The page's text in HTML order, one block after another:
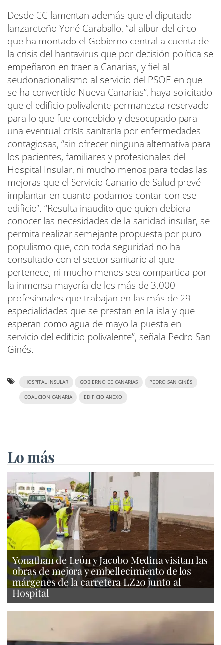
Desde CC lamentan además que el diputado
lanzaroteño Yoné Caraballo, “al albur del circo
que ha montado el Gobierno central a cuenta de
la crisis del hantavirus que por decisión política se
empeñaron en traer a Canarias, y fiel al
seudonacionalismo al servicio del PSOE en que
se ha convertido Nueva Canarias”, haya solicitado
que el edificio polivalente permanezca reservado
para lo que fue concebido y desocupado para
una eventual crisis sanitaria por enfermedades
contagiosas, “sin ofrecer ninguna alternativa para
los pacientes, familiares y profesionales del
Hospital Insular, ni mucho menos para todas las
mejoras que el Servicio Canario de Salud prevé
implantar en cuanto podamos contar con ese
edificio”. “Resulta inaudito que quien debiera
conocer las necesidades de la sanidad insular, se
permita realizar semejante propuesta por puro
populismo que, con toda seguridad no ha
consultado con el sector sanitario al que
pertenece, ni mucho menos sea compartida por
la inmensa mayoría de los más de 3.000
profesionales que trabajan en las más de 29
especialidades que se prestan en la isla y que
esperan como agua de mayo la puesta en
servicio del edificio polivalente”, señala Pedro San
Ginés.
HOSPITAL INSULAR GOBIERNO DE CANARIAS PEDRO SAN GINÉS
COALICION CANARIA EDIFICIO ANEXO
Lo más
Yonathan de León y Jacobo Medina visitan las
obras de mejora y embellecimiento de los
márgenes de la carretera LZ20 junto al
Hospital